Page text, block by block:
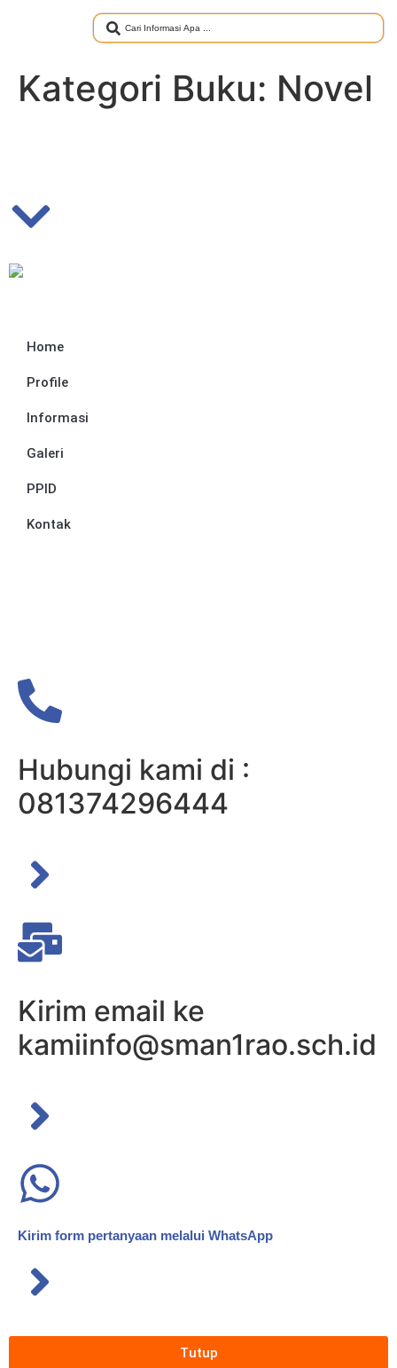
Kategori Buku: Novel
Home
Profile
Informasi
Galeri
PPID
Kontak
Hubungi kami di :
081374296444
Kirim email ke
kamiinfo@sman1rao.sch.id
Kirim form pertanyaan melalui WhatsApp
Tutup